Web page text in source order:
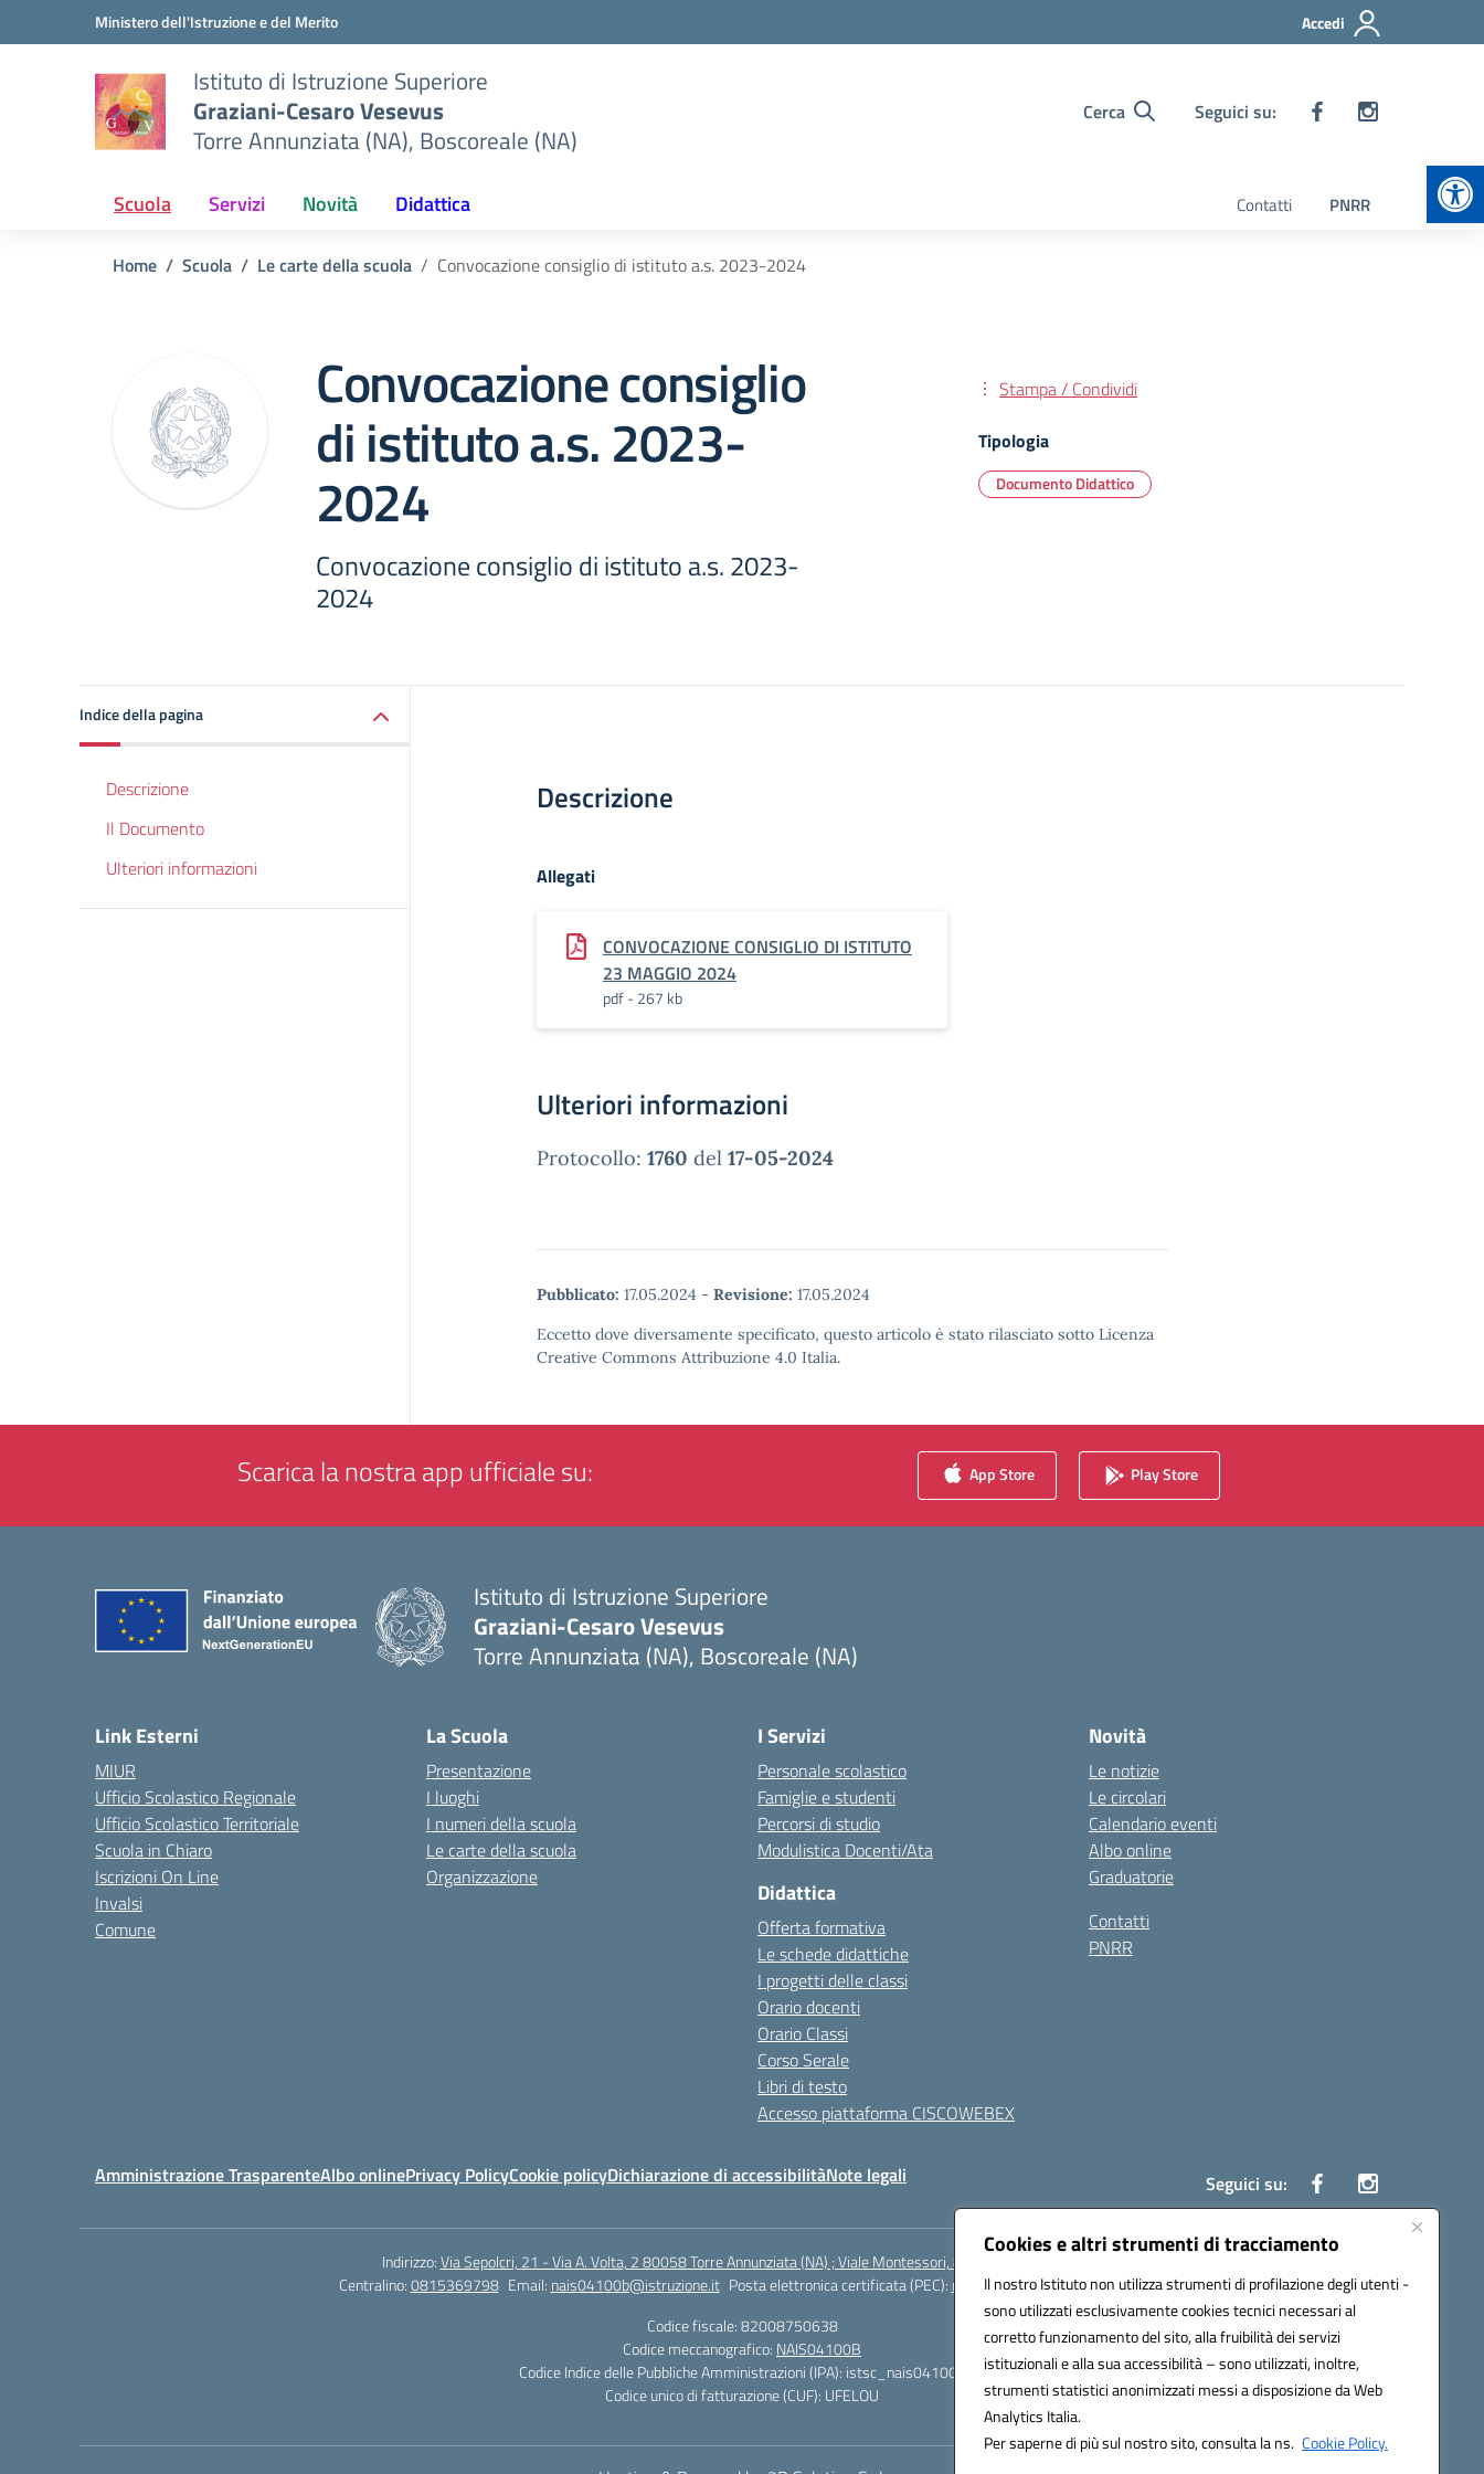
Cookies e altri strumenti di tracciamento
Il nostro Istituto non utilizza strumenti di profilazione degli utenti -
sono utilizzati esclusivamente cookies tecnici necessari al
corretto funzionamento del sito, alla fruibilità dei servizi
istituzionali e alla sua accessibilità – sono utilizzati, inoltre,
strumenti statistici anonimizzati messi a disposizione da Web
Analytics Italia.
Per saperne di più sul nostro sito, consulta la ns. Cookie Policy.
Vai ai contenuti
Vai al menu di navigazioneMinistero dell'Istruzione e del Merito Accedi
Istituto di Istruzione Superiore
Graziani-Cesaro Vesevus
Torre Annunziata (NA), Boscoreale (NA)
Cerca Seguici su:
Scuola Servizi Novità Didattica Contatti PNRR
Home Scuola Le carte della scuola Convocazione consiglio di istituto a.s. 2023-2024
Convocazione consiglio
di istituto a.s. 2023-
2024
Convocazione consiglio di istituto a.s. 2023-
2024
Stampa / Condividi
Tipologia
Documento Didattico
Indice della pagina
Descrizione
Il Documento
Ulteriori informazioni
Descrizione
Allegati
CONVOCAZIONE CONSIGLIO DI ISTITUTO
23 MAGGIO 2024
pdf - 267 kb
Ulteriori informazioni
Protocollo: 1760 del 17-05-2024
Pubblicato: 17.05.2024 - Revisione: 17.05.2024
Eccetto dove diversamente specificato, questo articolo è stato rilasciato sotto Licenza
Creative Commons Attribuzione 4.0 Italia.
Scarica la nostra app ufficiale su: App Store Play Store
Istituto di Istruzione Superiore
Graziani-Cesaro Vesevus
Torre Annunziata (NA), Boscoreale (NA)
Link Esterni
MIUR
Ufficio Scolastico Regionale
Ufficio Scolastico Territoriale
Scuola in Chiaro
Iscrizioni On Line
Invalsi
Comune
La Scuola
Presentazione
I luoghi
I numeri della scuola
Le carte della scuola
Organizzazione
I Servizi
Personale scolastico
Famiglie e studenti
Percorsi di studio
Modulistica Docenti/Ata
Didattica
Offerta formativa
Le schede didattiche
I progetti delle classi
Orario docenti
Orario Classi
Corso Serale
Libri di testo
Accesso piattaforma CISCOWEBEX
Novità
Le notizie
Le circolari
Calendario eventi
Albo online
Graduatorie
Contatti
PNRR
Amministrazione TrasparenteAlbo onlinePrivacy PolicyCookie policyDichiarazione di accessibilitàNote legali Seguici su:
Indirizzo:Via Sepolcri, 21 - Via A. Volta, 2 80058 Torre Annunziata (NA) ; Viale Montessori, 80041 Boscoreale (NA)
Centralino:0815369798 Email: nais04100b@istruzione.it Posta elettronica certificata (PEC): nais04100b@pec.istruzione.it
Codice fiscale: 82008750638
Codice meccanografico: NAIS04100B
Codice Indice delle Pubbliche Amministrazioni (IPA): istsc_nais04100b
Codice unico di fatturazione (CUF): UFELOU